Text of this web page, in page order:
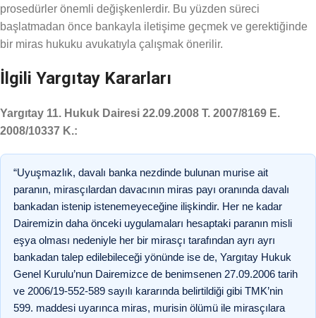
prosedürler önemli değişkenlerdir. Bu yüzden süreci
başlatmadan önce bankayla iletişime geçmek ve gerektiğinde
bir miras hukuku avukatıyla çalışmak önerilir.
İlgili Yargıtay Kararları
Yargıtay 11. Hukuk Dairesi 22.09.2008 T. 2007/8169 E.
2008/10337 K.:
“Uyuşmazlık, davalı banka nezdinde bulunan murise ait
paranın, mirasçılardan davacının miras payı oranında davalı
bankadan istenip istenemeyeceğine ilişkindir. Her ne kadar
Dairemizin daha önceki uygulamaları hesaptaki paranın misli
eşya olması nedeniyle her bir mirasçı tarafından ayrı ayrı
bankadan talep edilebileceği yönünde ise de, Yargıtay Hukuk
Genel Kurulu’nun Dairemizce de benimsenen 27.09.2006 tarih
ve 2006/19-552-589 sayılı kararında belirtildiği gibi TMK’nin
599. maddesi uyarınca miras, murisin ölümü ile mirasçılara